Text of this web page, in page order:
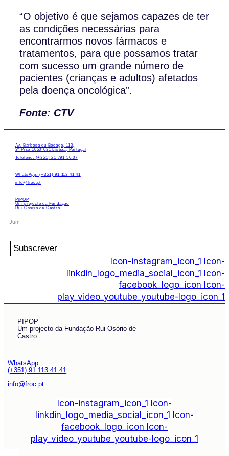
“O objetivo é que sejamos capazes de ter
as condições necessárias para
encontrarmos novos fármacos e
tratamentos, para que possamos tratar
com sucesso um grande número de
pacientes (crianças e adultos) afetados
pela doença oncológica”.
Fonte: CTV
Av. Barbosa du Bocage, 113,
3º Piso 1050-031 Lisboa, Portugal
Telefone: (+351) 21 791 50 07
WhatsApp: (+351) 91 113 41 41
info@froc.pt
PIPOP
Um projecto da Fundação
Rui Osório de Castro
Subscrever
Icon-instagram_icon_1 Icon-
linkdin_logo_media_social_icon_1 Icon-
facebook_logo_icon Icon-
play_video_youtube_youtube-logo_icon_1
PIPOP
Um projecto da Fundação Rui Osório de
Castro
WhatsApp:
(+351) 91 113 41 41
info@froc.pt
Icon-instagram_icon_1 Icon-
linkdin_logo_media_social_icon_1 Icon-
facebook_logo_icon Icon-
play_video_youtube_youtube-logo_icon_1